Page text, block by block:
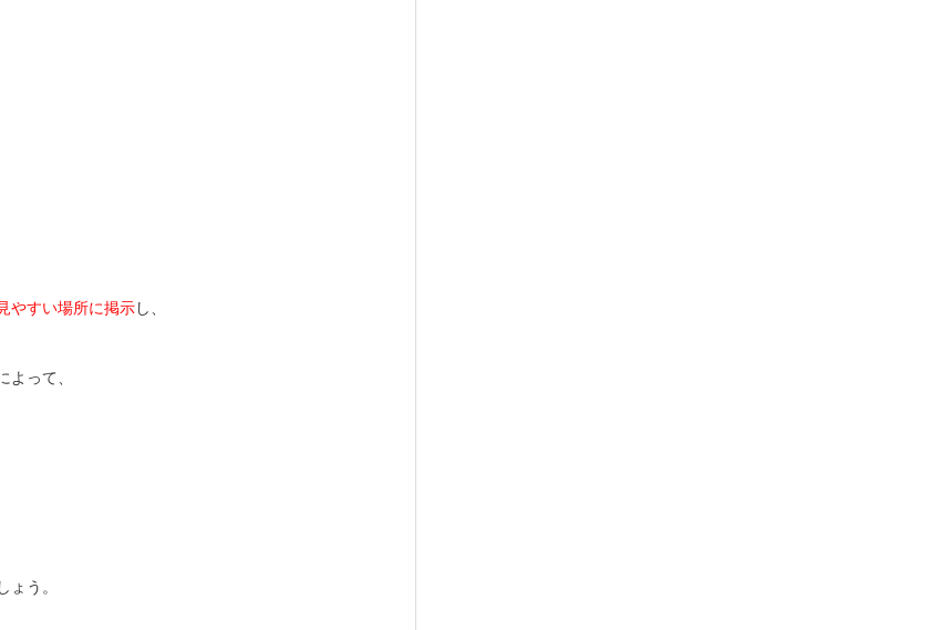
やすい場所に掲示し、
よって、
う。